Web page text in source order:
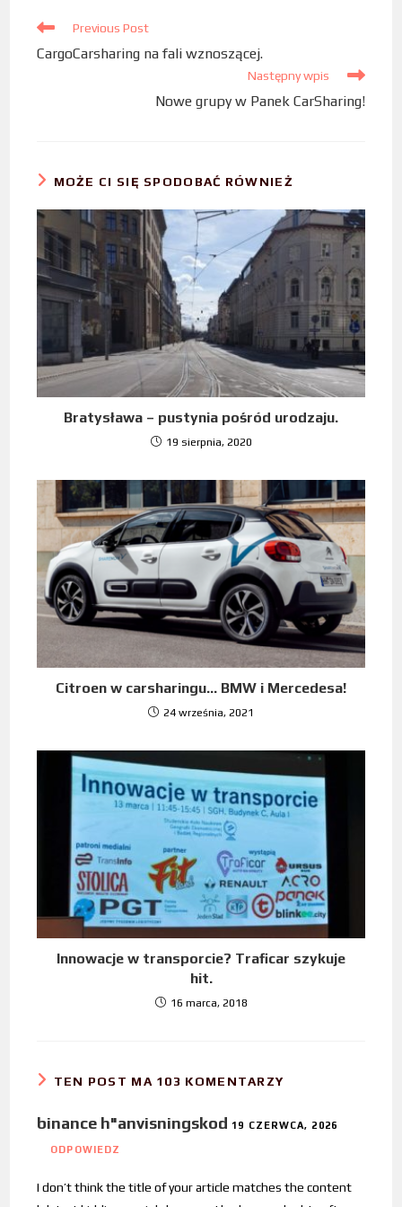
o
k
r
I
n
Previous Post
CargoCarsharing na fali wznoszącej.
Następny wpis
Nowe grupy w Panek CarSharing!
MOŻE CI SIĘ SPODOBAĆ RÓWNIEŻ
Bratysława – pustynia pośród urodzaju.
19 sierpnia, 2020
Citroen w carsharingu… BMW i Mercedesa!
24 września, 2021
Innowacje w transporcie? Traficar szykuje
hit.
16 marca, 2018
TEN POST MA 103 KOMENTARZY
binance h"anvisningskod 19 CZERWCA, 2026
ODPOWIEDZ
I don’t think the title of your article matches the content